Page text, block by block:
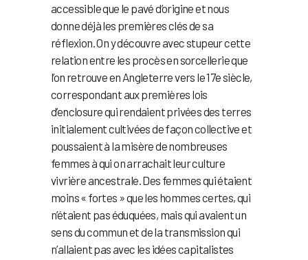
accessible que le pavé d’origine et nous
donne déjà les premières clés de sa
réflexion. On y découvre avec stupeur cette
relation entre les procès en sorcellerie que
l’on retrouve en Angleterre vers le 17e siècle,
correspondant aux premières lois
d’enclosure qui rendaient privées des terres
initialement cultivées de façon collective et
poussaient à la misère de nombreuses
femmes à qui on arrachait leur culture
vivrière ancestrale. Des femmes qui étaient
moins « fortes » que les hommes certes, qui
n’étaient pas éduquées, mais qui avaient un
sens du commun et de la transmission qui
n’allaient pas avec les idées capitalistes